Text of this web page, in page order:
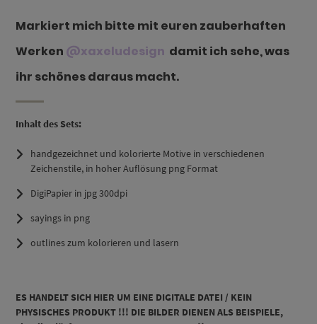
Markiert mich bitte mit euren zauberhaften
Werken @xaxeludesign damit ich sehe, was
ihr schönes daraus macht.
Inhalt des Sets:
handgezeichnet und kolorierte Motive in verschiedenen
Zeichenstile, in hoher Auflösung png Format
DigiPapier in jpg 300dpi
sayings in png
outlines zum kolorieren und lasern
ES HANDELT SICH HIER UM EINE DIGITALE DATEI / KEIN
PHYSISCHES PRODUKT !!! DIE BILDER DIENEN ALS BEISPIELE,